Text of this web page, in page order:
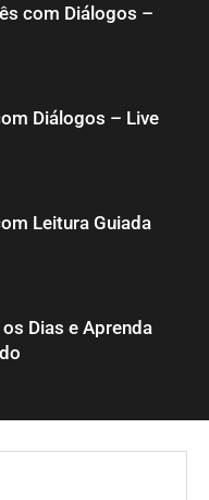
com Diálogos –
Diálogos – Live
Leitura Guiada
Dias e Aprenda